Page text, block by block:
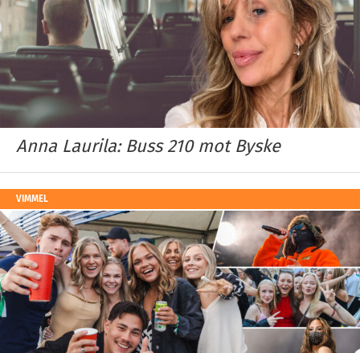
Anna Laurila: Buss 210 mot Byske
VIMMEL